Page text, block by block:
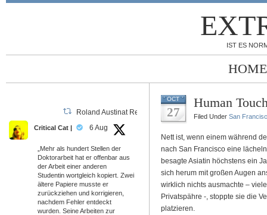
IST ES
HOME
Roland Austinat Retweeted
Critical Cat | 6 Aug
„Mehr als hundert Stellen der
Doktorarbeit hat er offenbar aus
der Arbeit einer anderen
Studentin wortgleich kopiert. Zwei
ältere Papiere musste er
zurückziehen und korrigieren,
nachdem Fehler entdeckt
wurden. Seine Arbeiten zur
OCT
27
Human
Filed Under San
Nett ist, wenn einem während
nach San Francisco eine
besagte Asiatin höchstens ein
sich herum mit großen Augen
wirklich nichts ausmachte –
Privatspähre -, stoppte sie die
platzieren.